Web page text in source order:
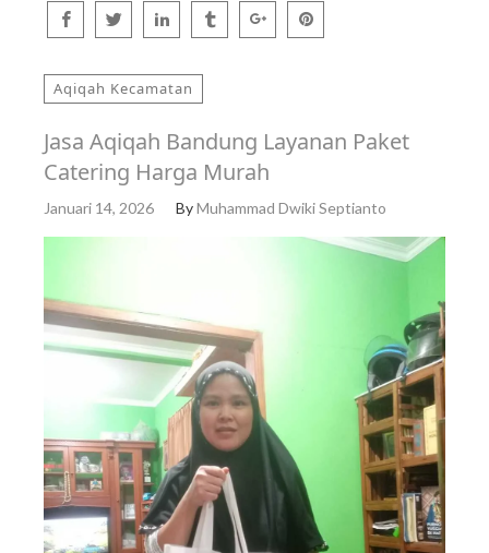
Aqiqah Kecamatan
Jasa Aqiqah Bandung Layanan Paket
Catering Harga Murah
Januari 14, 2026 ByMuhammad Dwiki Septianto